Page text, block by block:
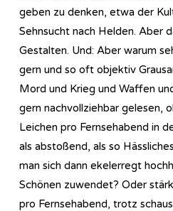
geben zu denken, etwa der
Sehnsucht nach Helden. Aber
Gestalten. Und: Aber warum
gern und so oft objektiv
Mord und Krieg und Waffen
gern nachvollziehbar gelesen,
Leichen pro Fernsehabend in
als abstoßend, als so
man sich dann ekelerregt
Schönen zuwendet? Oder
pro Fernsehabend, trotz